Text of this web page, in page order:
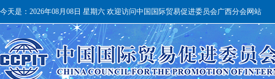
今天是： 2026年08月08日 星期六 欢迎访问中国国际贸易促进委员会广西分会网站